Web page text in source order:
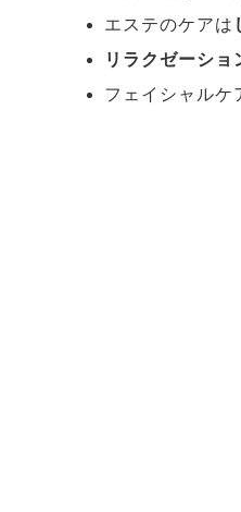
エステのケアは
リラクゼーショ
フェイシャルケ